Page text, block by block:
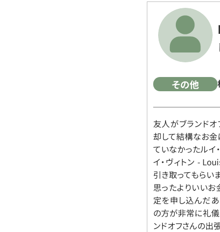
その他
友人がブランド
却して結構なお金
ていなかったルイ
イ・ヴィトン -
引き取ってもらい
思ったよりいいお
定を申し込んだ
の方が非常に礼儀
ンドオフさんの出